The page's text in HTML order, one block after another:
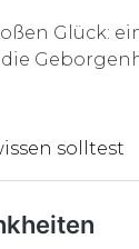
Glück:
solltest